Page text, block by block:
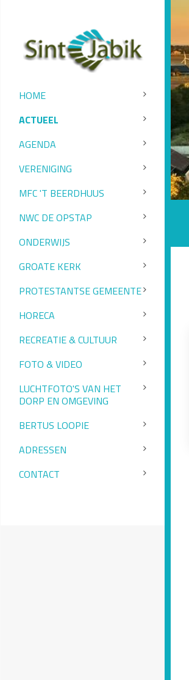
HOME
ACTUEEL
AGENDA
VERENIGING
MFC 'T BEERDHUUS
NWC DE OPSTAP
ONDERWIJS
GROATE KERK
PROTESTANTSE GEMEENTE
HORECA
RECREATIE & CULTUUR
FOTO & VIDEO
LUCHTFOTO'S VAN HET
DORP EN OMGEVING
BERTUS LOOPIE
ADRESSEN
CONTACT